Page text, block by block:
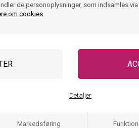
de personoplysninger, som indsamles
om cookies
Markedsføring
Detaljer